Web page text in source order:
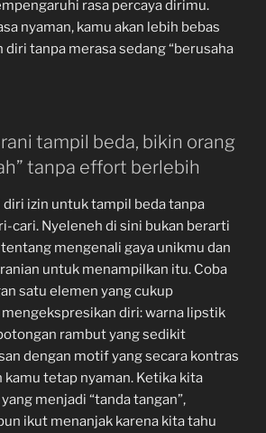
rasa percaya dirimu.
nyaman, kamu akan lebih bebas
tanpa merasa sedang “berusaha
tampil beda, bikin orang
tanpa effort berlebih
izin untuk tampil beda tanpa
cari. Nyeleneh di sini bukan berarti
mengenali gaya unikmu dan
untuk menampilkan itu. Coba
satu elemen yang cukup
diri: warna lipstik
rambut yang sedikit
dengan motif yang secara kontras
kamu tetap nyaman. Ketika kita
menjadi “tanda tangan”,
ikut menanjak karena kita tahu